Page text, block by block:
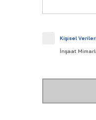
Kişisel
İnşaat